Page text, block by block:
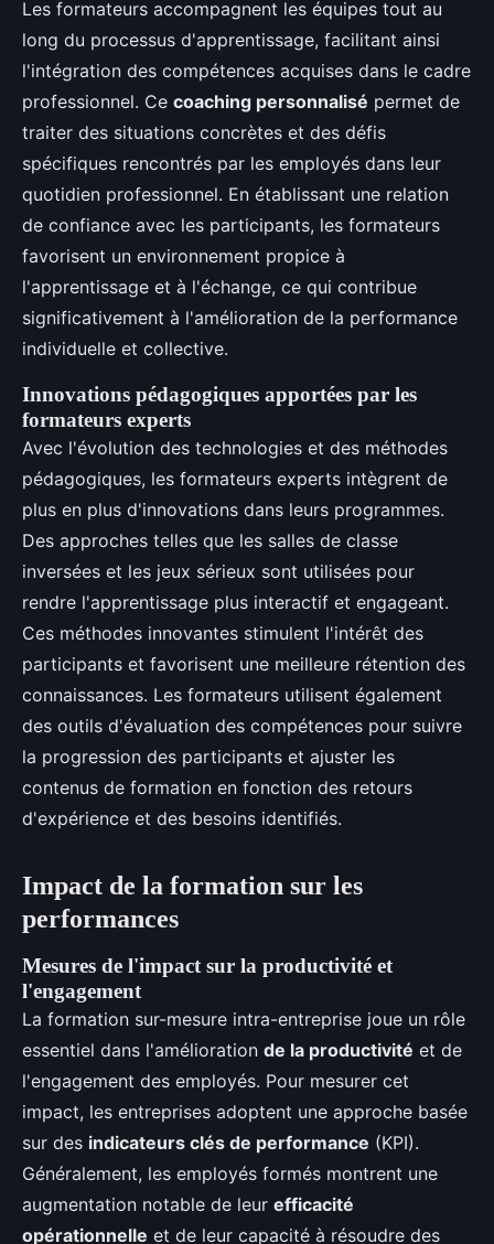
Les formateurs accompagnent les équipes tout au
long du processus d'apprentissage, facilitant ainsi
l'intégration des compétences acquises dans le cadre
professionnel. Ce coaching personnalisé permet de
traiter des situations concrètes et des défis
spécifiques rencontrés par les employés dans leur
quotidien professionnel. En établissant une relation
de confiance avec les participants, les formateurs
favorisent un environnement propice à
l'apprentissage et à l'échange, ce qui contribue
significativement à l'amélioration de la performance
individuelle et collective.
Innovations pédagogiques apportées par les
formateurs experts
Avec l'évolution des technologies et des méthodes
pédagogiques, les formateurs experts intègrent de
plus en plus d'innovations dans leurs programmes.
Des approches telles que les salles de classe
inversées et les jeux sérieux sont utilisées pour
rendre l'apprentissage plus interactif et engageant.
Ces méthodes innovantes stimulent l'intérêt des
participants et favorisent une meilleure rétention des
connaissances. Les formateurs utilisent également
des outils d'évaluation des compétences pour suivre
la progression des participants et ajuster les
contenus de formation en fonction des retours
d'expérience et des besoins identifiés.
Impact de la formation sur les
performances
Mesures de l'impact sur la productivité et
l'engagement
La formation sur-mesure intra-entreprise joue un rôle
essentiel dans l'amélioration de la productivité et de
l'engagement des employés. Pour mesurer cet
impact, les entreprises adoptent une approche basée
sur des indicateurs clés de performance (KPI).
Généralement, les employés formés montrent une
augmentation notable de leur efficacité
opérationnelle et de leur capacité à résoudre des